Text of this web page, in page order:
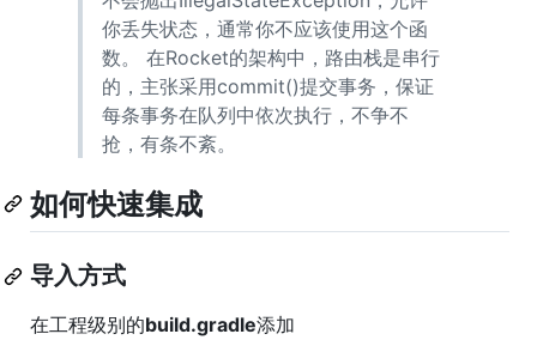
你丢失状态，通常你不应该使用这个函
数。 在Rocket的架构中，路由栈是串行
的，主张采用commit()提交事务，保证
每条事务在队列中依次执行，不争不
抢，有条不紊。
如何快速集成
导入方式
在工程级别的build.gradle添加